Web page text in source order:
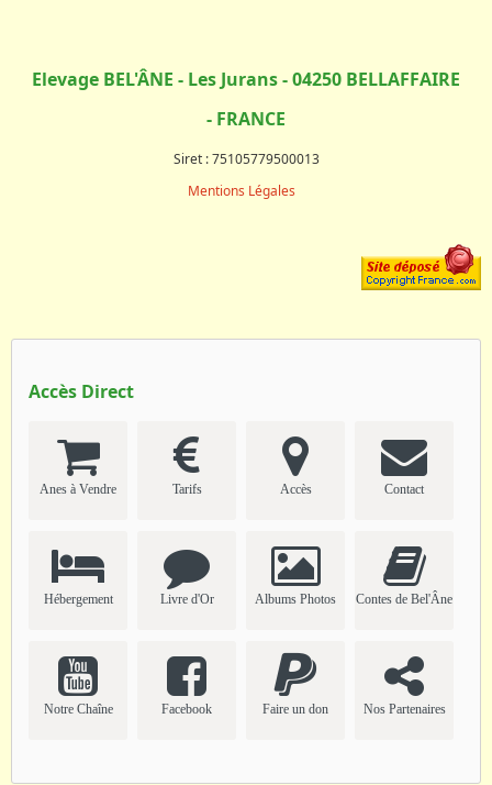
Elevage BEL'ÂNE - Les Jurans - 04250 BELLAFFAIRE
- FRANCE
Siret : 75105779500013
Mentions Légales
Accès Direct
Anes à Vendre Tarifs Accès Contact
Hébergement Livre d'Or Albums Photos Contes de Bel'Âne
Notre Chaîne Facebook Faire un don Nos Partenaires